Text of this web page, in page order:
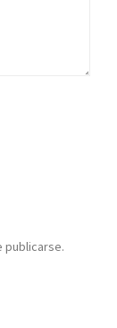
publicarse.